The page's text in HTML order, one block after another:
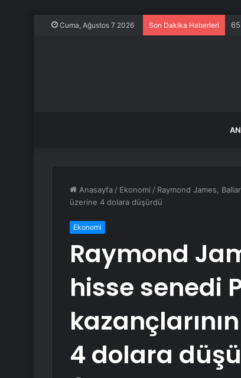
Cuma, Ağustos 7 2026 Son Dakika Haberleri
Anasayfa / Ekonomi / Raymond James,
üzerine 4 dolara düşürdü
Ekonomi
Raymond
hisse senedi
4 dolara